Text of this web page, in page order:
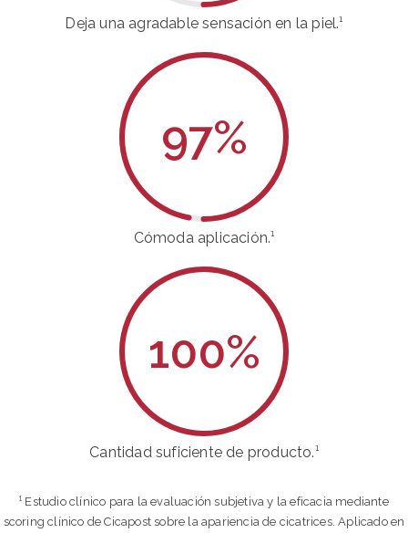
Deja una agradable sensación en la piel.¹
97%
Cómoda aplicación.¹
100%
Cantidad suficiente de producto.¹
¹ Estudio clínico para la evaluación subjetiva y la eficacia mediante
scoring clínico de Cicapost sobre la apariencia de cicatrices. Aplicado en